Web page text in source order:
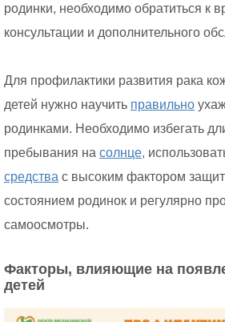
родинки, необходимо обратиться к
консультации и дополнительного
Для профилактики развития рака
детей нужно научить правильно
родинками. Необходимо избегать
пребывания на солнце,
средства с высоким фактором
состоянием родинок и регулярно
самоосмотры.
Факторы, влияющие на
детей